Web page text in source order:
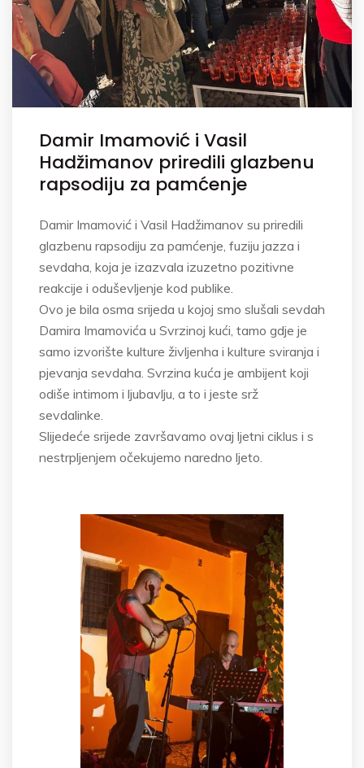
Damir Imamović i Vasil
Hadžimanov priredili glazbenu
rapsodiju za pamćenje
Damir Imamović i Vasil Hadžimanov su priredili
glazbenu rapsodiju za pamćenje, fuziju jazza i
sevdaha, koja je izazvala izuzetno pozitivne
reakcije i oduševljenje kod publike.
Ovo je bila osma srijeda u kojoj smo slušali sevdah
Damira Imamovića u Svrzinoj kući, tamo gdje je
samo izvorište kulture življenha i kulture sviranja i
pjevanja sevdaha. Svrzina kuća je ambijent koji
odiše intimom i ljubavlju, a to i jeste srž
sevdalinke.
Slijedeće srijede završavamo ovaj ljetni ciklus i s
nestrpljenjem očekujemo naredno ljeto.